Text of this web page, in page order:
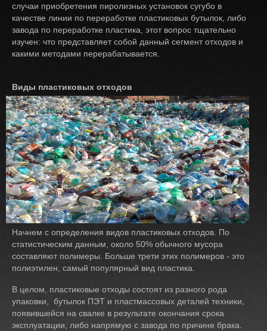
случаи приобретения пиролизных установок сугубо в
качестве линии по переработке пластиковых бутылок, либо
завода по переработке пластика, этот вопрос тщательно
изучен: что представляет собой данный сегмент отходов и
какими методами перерабатывается.
Виды пластиковых отходов
Начнем с определения видов пластиковых отходов. По
статистическим данным, около 50% обычного мусора
составляют полимеры. Больше трети этих полимеров - это
полиэтилен, самый популярный вид пластика.
В целом, пластиковые отходы состоят из разного рода
упаковки, бутылок ПЭТ и пластмассовых деталей техники,
появившейся на свалке в результате окончания срока
эксплуатации, либо напрямую с завода по причине брака.